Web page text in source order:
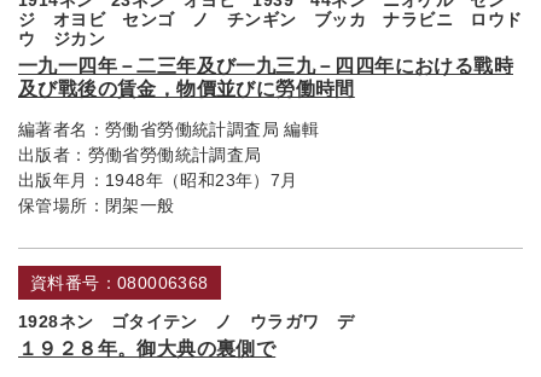
ジ オヨビ センゴ ノ チンギン ブッカ ナラビニ ロウド
ウ ジカン
一九一四年－二三年及び一九三九－四四年における戰時
及び戰後の賃金，物價並びに勞働時間
編著者名： 勞働省勞働統計調査局 編輯
出版者： 勞働省勞働統計調査局
出版年月： 1948年（昭和23年）7月
保管場所： 閉架一般
資料番号：080006368
1928ネン ゴタイテン ノ ウラガワ デ
１９２８年。御大典の裏側で